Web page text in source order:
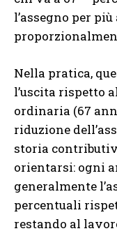
l’assegno per
Nella pratica,
l’uscita rispetto
ordinaria (67
riduzione
storia
orientarsi: ogni
generalmente
percentuali
restando al